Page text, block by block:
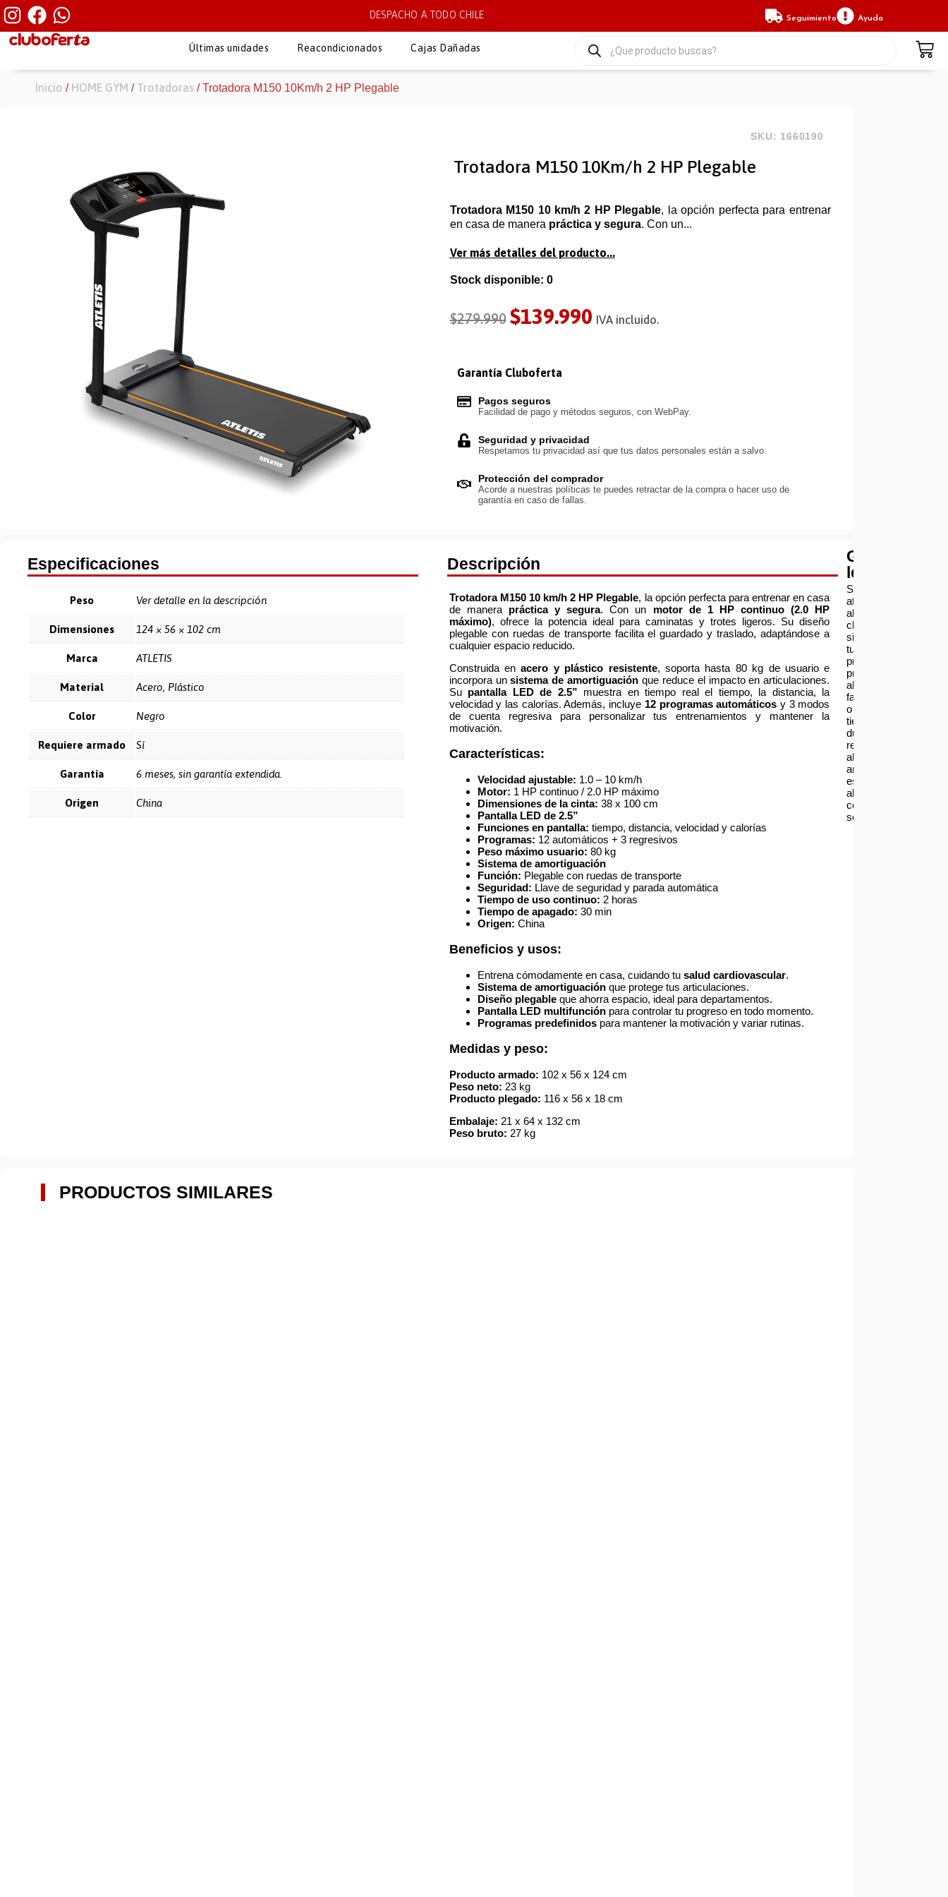
DESPACHO A TODO CHILE Seguimiento Ayuda
Últimas unidades Reacondicionados Cajas Dañadas
Inicio / HOME GYM / Trotadoras / Trotadora M150 10Km/h 2 HP Plegable
SKU: 1660190
Trotadora M150 10Km/h 2 HP Plegable
Trotadora M150 10 km/h 2 HP Plegable, la opción perfecta para entrenar
en casa de manera práctica y segura. Con un...
Ver más detalles del producto...
Stock disponible: 0
$279.990 $139.990 IVA incluido.
Garantía Cluboferta
Pagos seguros
Facilidad de pago y métodos seguros, con WebPay.
Seguridad y privacidad
Respetamos tu privacidad así que tus datos personales están a salvo.
Protección del comprador
Acorde a nuestras políticas te puedes retractar de la compra o hacer uso de
garantía en caso de fallas.
Especificaciones
Peso Ver detalle en la descripción
Dimensiones 124 × 56 × 102 cm
Marca ATLETIS
Material Acero, Plástico
Color Negro
Requiere armado Sí
Garantía 6 meses, sin garantía extendida.
Origen China
Descripción
Trotadora M150 10 km/h 2 HP Plegable, la opción perfecta para entrenar en casa
de manera práctica y segura. Con un motor de 1 HP continuo (2.0 HP
máximo), ofrece la potencia ideal para caminatas y trotes ligeros. Su diseño
plegable con ruedas de transporte facilita el guardado y traslado, adaptándose a
cualquier espacio reducido.
Construida enacero y plástico resistente, soporta hasta 80 kg de usuario e
incorpora unsistema de amortiguación que reduce el impacto en articulaciones.
Su pantalla LED de 2.5” muestra en tiempo real el tiempo, la distancia, la
velocidad y las calorías. Además, incluye 12 programas automáticos y 3 modos
de cuenta regresiva para personalizar tus entrenamientos y mantener la
motivación.
Características:
Velocidad ajustable: 1.0 – 10 km/h
Motor: 1 HP continuo / 2.0 HP máximo
Dimensiones de la cinta: 38 x 100 cm
Pantalla LED de 2.5”
Funciones en pantalla: tiempo, distancia, velocidad y calorías
Programas: 12 automáticos + 3 regresivos
Peso máximo usuario: 80 kg
Sistema de amortiguación
Función: Plegable con ruedas de transporte
Seguridad: Llave de seguridad y parada automática
Tiempo de uso continuo: 2 horas
Tiempo de apagado: 30 min
Origen: China
Beneficios y usos:
Entrena cómodamente en casa, cuidando tu salud cardiovascular.
Sistema de amortiguaciónque protege tus articulaciones.
Diseño plegableque ahorra espacio, ideal para departamentos.
Pantalla LED multifunciónpara controlar tu progreso en todo momento.
Programas predefinidospara mantener la motivación y variar rutinas.
Medidas y peso:
Producto armado: 102 x 56 x 124 cm
Peso neto: 23 kg
Producto plegado: 116 x 56 x 18 cm
Embalaje: 21 x 64 x 132 cm
Peso bruto: 27 kg
Garantía
legal
Servicio
atención
al
cliente:
si
tu
producto
presenta
alguna
falla
o
tienes
dudas
respecto
al
armado
escríbenos
al
correo
PRODUCTOS SIMILARES